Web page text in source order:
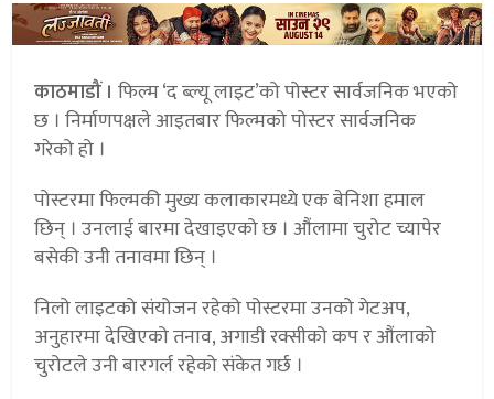
काठमाडौं । फिल्म ‘द ब्ल्यू लाइट’को पोस्टर सार्वजनिक भएको
छ । निर्माणपक्षले आइतबार फिल्मको पोस्टर सार्वजनिक
गरेको हो ।
पोस्टरमा फिल्मकी मुख्य कलाकारमध्ये एक बेनिशा हमाल
छिन् । उनलाई बारमा देखाइएको छ । औंलामा चुरोट च्यापेर
बसेकी उनी तनावमा छिन् ।
निलो लाइटको संयोजन रहेको पोस्टरमा उनको गेटअप,
अनुहारमा देखिएको तनाव, अगाडी रक्सीको कप र औंलाको
चुरोटले उनी बारगर्ल रहेको संकेत गर्छ ।